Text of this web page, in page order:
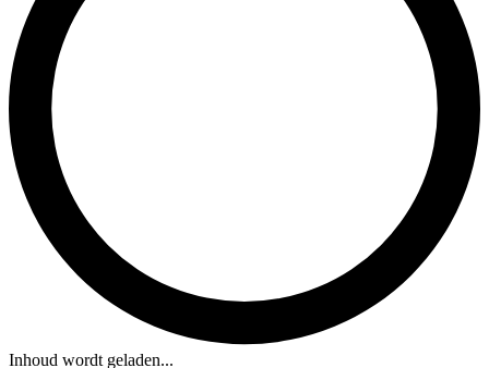
Inhoud wordt geladen...